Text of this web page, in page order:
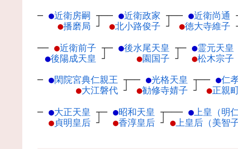
─ ●近衛房嗣 ┬
●播磨局 ┘
── ●近衛政家 ┬
●北小路俊子 ┘
── ●近衛尚通
●徳大寺維子
── ●近衛前子 ┬
●後陽成天皇 ┘
─ ●後水尾天皇 ┬
●園国子 ┘
─ ●霊元天皇
●松木宗子
─ ●閑院宮典仁親王 ┬
●大江磐代 ┘
── ●光格天皇 ┬
●勧修寺婧子 ┘
── ●仁
●正親
─ ●大正天皇 ┬
●貞明皇后 ┘
─ ●昭和天皇 ┬
●香淳皇后 ┘
─── ● 上皇（明仁
● 上皇后（美智子